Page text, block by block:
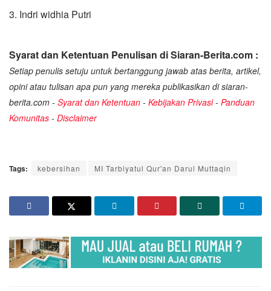
3. ⁠Indri widhia Putri
Syarat dan Ketentuan Penulisan di Siaran-Berita.com :
Setiap penulis setuju untuk bertanggung jawab atas berita, artikel,
opini atau tulisan apa pun yang mereka publikasikan di siaran-
berita.com - Syarat dan Ketentuan - Kebijakan Privasi- Panduan
Komunitas - Disclaimer
Tags: kebersihan MI Tarbiyatul Qur'an Darul Muttaqin